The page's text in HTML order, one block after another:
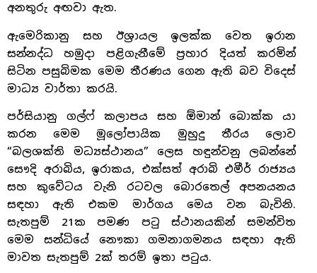
අනතුරු අඟවා ඇත.
ඇමෙරිකානු සහ ඊශ්‍රායල ඉලක්ක වෙත ඉරාන
සන්නද්ධ හමුදා පළිගැනීමේ ප්‍රහාර දියත් කරමින්
සිටින පසුබිමක මෙම තීරණය ගෙන ඇති බව විදෙස්
මාධ්‍ය වාර්තා කරයි.
පර්සියානු ගල්ෆ් කලාපය සහ ඕමාන් බොක්ක යා
කරන මෙම මූලෝපායික මුහුදු තීරය ලොව
“බලශක්ති මධ්‍යස්ථානය” ලෙස හඳුන්වනු ලබන්නේ
සෞදි අරාබිය, ඉරාකය, එක්සත් අරාබි එමීර් රාජ්‍යය
සහ කුවේටය වැනි රටවල බොරතෙල් අපනයනය
සඳහා ඇති එකම මාර්ගය මෙය වන බැවිනි.
සැතපුම් 21ක පමණ පටු ස්ථානයකින් සමන්විත
මෙම සන්ධියේ නෞකා ගමනාගමනය සඳහා ඇති
මාවත සැතපුම් 2ක් තරම් ඉතා පටුය.